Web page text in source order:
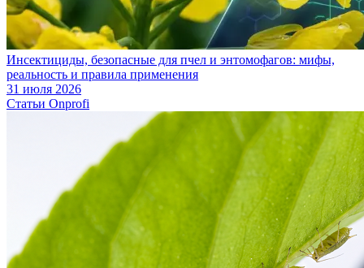
Инсектициды, безопасные для пчел и энтомофагов: мифы,
реальность и правила применения
31 июля 2026
Статьи Onprofi